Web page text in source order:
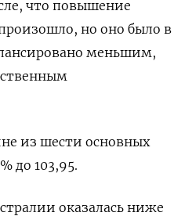
что повышение
но оно было в
меньшим,
из шести основных
до 103,95​.
оказалась ниже